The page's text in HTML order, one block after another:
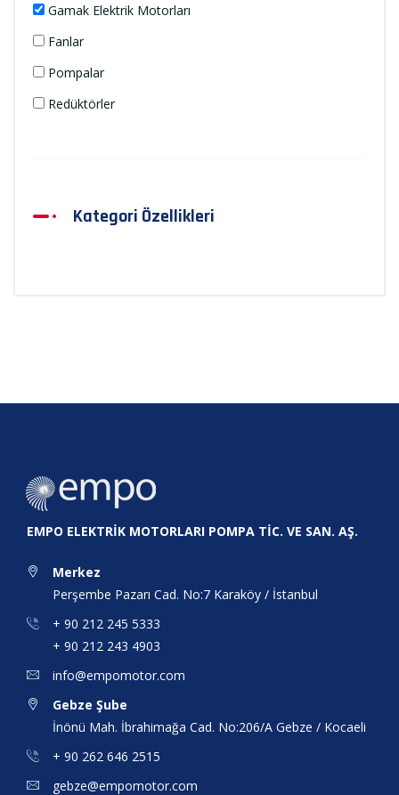
Gamak Elektrik Motorları
Fanlar
Pompalar
Redüktörler
Kategori Özellikleri
EMPO ELEKTRİK MOTORLARI POMPA TİC. VE SAN. AŞ.
Merkez
Perşembe Pazarı Cad. No:7 Karaköy / İstanbul
+ 90 212 245 5333
+ 90 212 243 4903
info@empomotor.com
Gebze Şube
İnönü Mah. İbrahimağa Cad. No:206/A Gebze / Kocaeli
+ 90 262 646 2515
gebze@empomotor.com